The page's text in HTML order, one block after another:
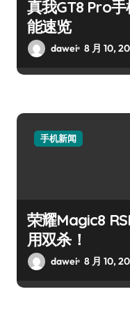
真我GT8 Pro
能速览
dawei 8 月 10,
手机新闻
荣耀Magic8
用双杀！
dawei 8 月 10,